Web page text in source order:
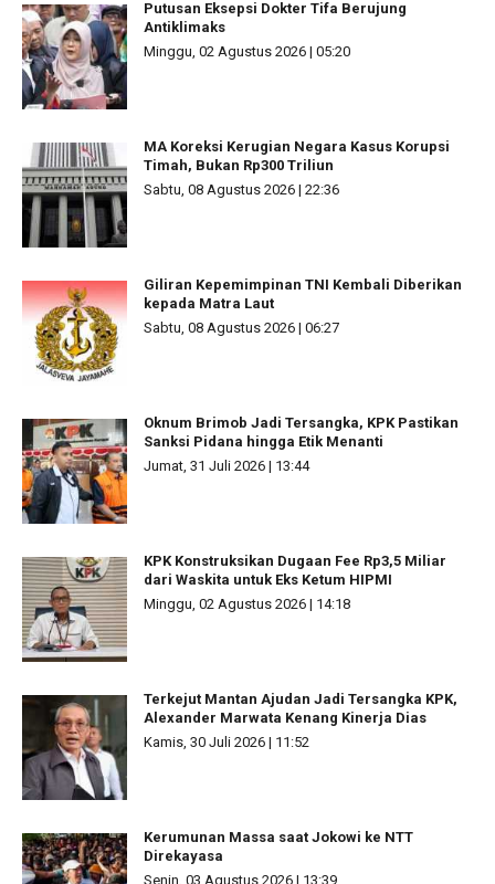
Putusan Eksepsi Dokter Tifa Berujung
Antiklimaks
Minggu, 02 Agustus 2026 | 05:20
MA Koreksi Kerugian Negara Kasus Korupsi
Timah, Bukan Rp300 Triliun
Sabtu, 08 Agustus 2026 | 22:36
Giliran Kepemimpinan TNI Kembali Diberikan
kepada Matra Laut
Sabtu, 08 Agustus 2026 | 06:27
Oknum Brimob Jadi Tersangka, KPK Pastikan
Sanksi Pidana hingga Etik Menanti
Jumat, 31 Juli 2026 | 13:44
KPK Konstruksikan Dugaan Fee Rp3,5 Miliar
dari Waskita untuk Eks Ketum HIPMI
Minggu, 02 Agustus 2026 | 14:18
Terkejut Mantan Ajudan Jadi Tersangka KPK,
Alexander Marwata Kenang Kinerja Dias
Kamis, 30 Juli 2026 | 11:52
Kerumunan Massa saat Jokowi ke NTT
Direkayasa
Senin, 03 Agustus 2026 | 13:39